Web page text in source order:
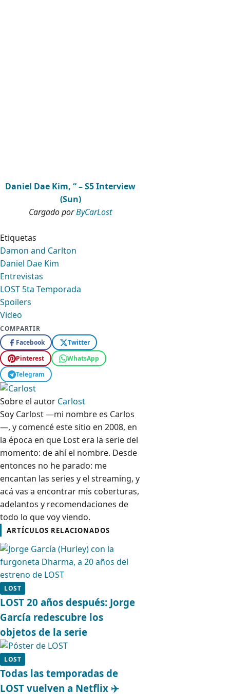
Daniel Dae Kim, “ – S5 Interview
(Sun)
Cargado porByCarLost
Etiquetas
Damon and Carlton
Daniel Dae Kim
Entrevistas
LOST 5ta Temporada
Spoilers
Video
COMPARTIR
Facebook
Twitter
Pinterest
WhatsApp
Telegram
Sobre el autor Carlost
Soy Carlost —mi nombre es Carlos
—, y comencé este sitio en 2008, en
la época en que Lost era la serie del
momento: de ahí el nombre. Desde
entonces no he parado: me
encantan las series y el streaming, y
acá vas a encontrar mis coberturas,
adelantos y recomendaciones de
todo lo que voy viendo.
ARTÍCULOS RELACIONADOS
LOST
LOST 20 años después: Jorge
García redescubre los
objetos de la serie
LOST
Todas las temporadas de
LOST vuelven a Netflix ✈️